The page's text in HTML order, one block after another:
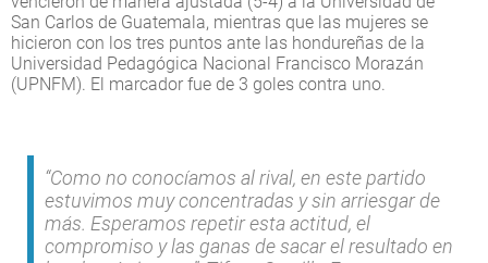
San Carlos de Guatemala, mientras que las mujeres se
hicieron con los tres puntos ante las hondureñas de la
Universidad Pedagógica Nacional Francisco Morazán
(UPNFM). El marcador fue de 3 goles contra uno.
“Como no conocíamos al rival, en este partido
estuvimos muy concentradas y sin arriesgar de
más. Esperamos repetir esta actitud, el
compromiso y las ganas de sacar el resultado en